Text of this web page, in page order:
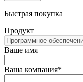
Быстрая покупка
Продукт
Ваше имя
Ваша компания*